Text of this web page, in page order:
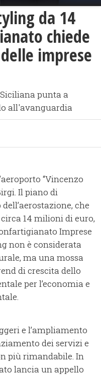
da 14
chiede
imprese
punta a
all'avanguardia
“Vincenzo
Il piano di
che
14 milioni di euro,
Imprese
non è considerata
ma una mossa
di crescita dello
per l’economia e
e l’ampliamento
dei servizi e
più rimandabile. In
lancia un appello